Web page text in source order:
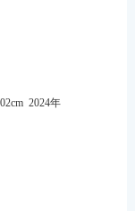
2024年